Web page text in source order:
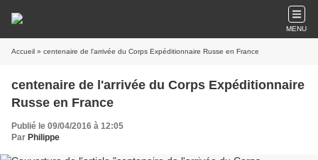
MENU
Accueil » centenaire de l'arrivée du Corps Expéditionnaire Russe en France
centenaire de l'arrivée du Corps Expéditionnaire
Russe en France
Publié le 09/04/2016 à 12:05
Par Philippe